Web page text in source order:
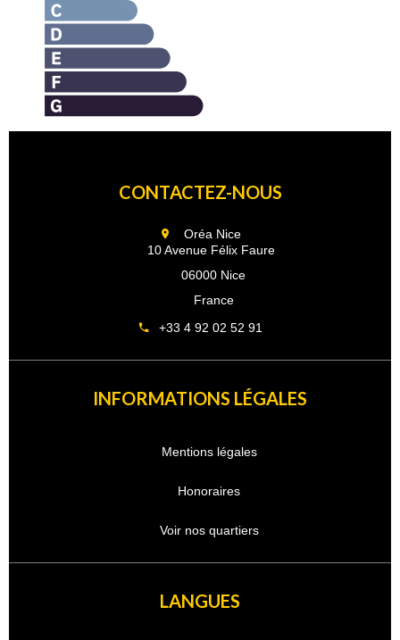
CONTACTEZ-NOUS
Oréa Nice
10 Avenue Félix Faure
06000 Nice
France
+33 4 92 02 52 91
INFORMATIONS LÉGALES
Mentions légales
Honoraires
Voir nos quartiers
LANGUES